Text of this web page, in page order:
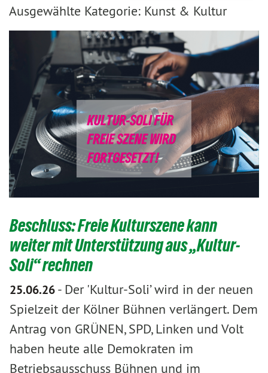
Ausgewählte Kategorie: Kunst & Kultur
Beschluss: Freie Kulturszene kann
weiter mit Unterstützung aus „Kultur-
Soli“ rechnen
25.06.26- Der 'Kultur-Soli’ wird in der neuen
Spielzeit der Kölner Bühnen verlängert. Dem
Antrag von GRÜNEN, SPD, Linken und Volt
haben heute alle Demokraten im
Betriebsausschuss Bühnen und im